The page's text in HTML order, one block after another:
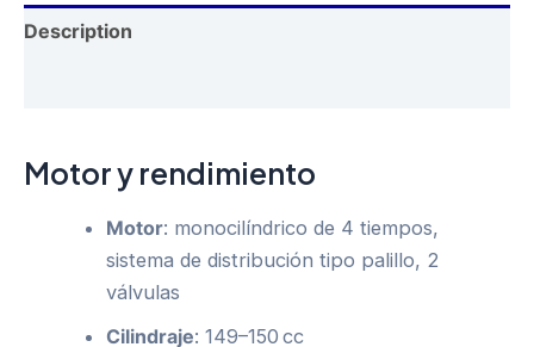
Description
Motor y rendimiento
Motor: monocilíndrico de 4 tiempos,
sistema de distribución tipo palillo, 2
válvulas
Cilindraje: 149–150 cc